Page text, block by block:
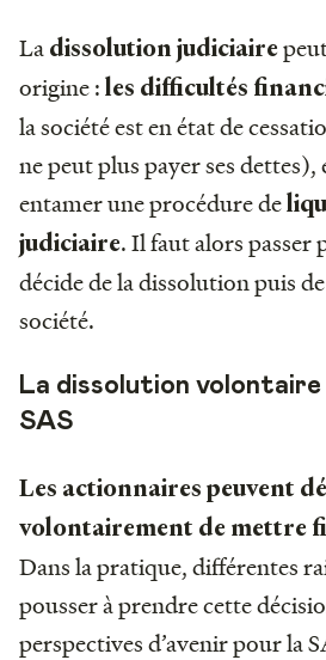
La dissolution judiciaire
origine : les difficultés
la société est en état de
ne peut plus payer ses
entamer une procédure de
judiciaire. Il faut alors passer
décide de la dissolution puis
société.
La dissolution
SAS
Les actionnaires peuvent
volontairement de mettre
Dans la pratique, différentes
pousser à prendre cette
perspectives d’avenir pour la